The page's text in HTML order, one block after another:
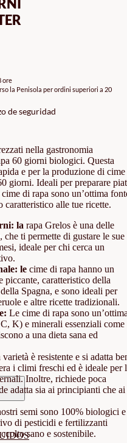
ore
la Penisola per ordini superiori a 20
de seguridad
nella gastronomia
60 giorni biologici. Questa
e per la produzione di cime
giorni. Ideali per preparare
di rapa sono un’ottima
alle tue ricette.
la rapa Grelos è una delle
che ti permette di gustare le sue
ideale per chi cerca un
le cime di rapa hanno un
piccante, caratteristico della
Spagna, e sono ideali per
e altre ricette tradizionali.
Le cime di rapa sono
K) e minerali essenziali come
a una dieta sana ed
varietà è resistente e si adatta
i climi freschi ed è ideale per
Inoltre, richiede poca
adatta sia ai principianti che ai
semi sono 100% biologici e
di pesticidi e fertilizzanti
sano e sostenibile.